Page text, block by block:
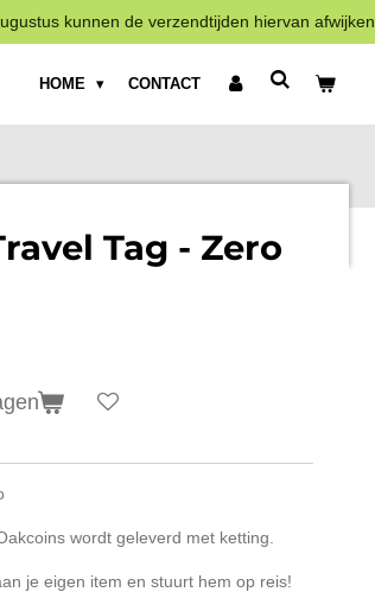
kunnen de verzendtijden hiervan afwijken.
HOME CONTACT
Tag - Zero
wordt geleverd met ketting.
je eigen item en stuurt hem op reis!